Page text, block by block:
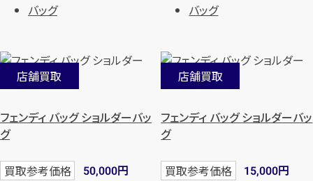
バッグ
バッグ
店舗買取
フェンディ バッグ ショルダーバッ
グ
買取参考価格 50,000円
店舗買取
フェンディ バッグ ショルダーバッ
グ
買取参考価格 15,000円